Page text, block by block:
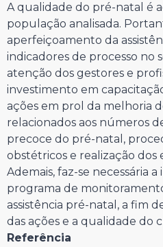
A qualidade do pré-natal é
população analisada.
aperfeiçoamento da
indicadores de processo no
atenção dos gestores e
investimento em
ações em prol da melhoria
relacionados aos números
precoce do pré-natal,
obstétricos e realização dos
Ademais, faz-se necessária
programa de
assistência pré-natal, a fim
das ações e a qualidade do
Referência